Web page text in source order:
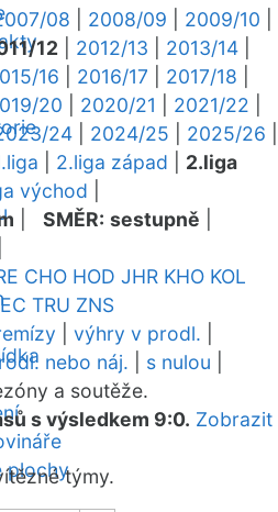
plochy
08 2008/09 2009/10
12 2012/13 2013/14
16 2016/17 2017/18
20 2020/21 2021/22
24 2024/25 2025/26
2.liga západ
2.liga
východ
SMĚR: sestupně
CHO HOD JHR KHO KOL
TRU ZNS
výhry v prodl.
nebo náj. s nulou
a soutěže.
s výsledkem 9:0. Zobrazit
týmy.